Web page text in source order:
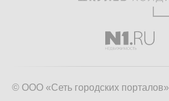
© ООО «Сеть городских порталов»